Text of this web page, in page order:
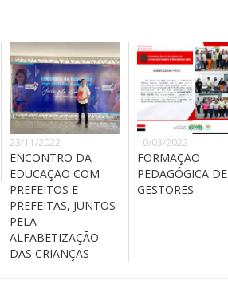
23/11/2022
ENCONTRO DA
EDUCAÇÃO COM
PREFEITOS E
PREFEITAS, JUNTOS
PELA
ALFABETIZAÇÃO
DAS CRIANÇAS
10/03/2022
FORMAÇÃO
PEDAGÓGICA DE
GESTORES